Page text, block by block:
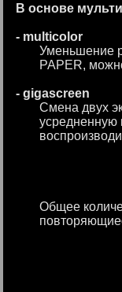
В основе
- multicolor
Уменьшение
PAPER,
- gigascreen
Смена двух
усредненную
Общее